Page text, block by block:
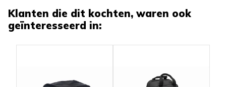
Klanten die dit kochten, waren ook
geïnteresseerd in: